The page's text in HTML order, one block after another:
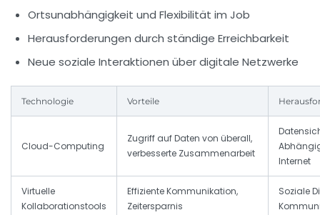
Ortsunabhängigkeit und Flexibilität im Job
Herausforderungen durch ständige Erreichbarkeit
Neue soziale Interaktionen über digitale Netzwerke
Technologie Vorteile
Cloud-Computing
Zugriff auf Daten von überall,
verbesserte Zusammenarbeit
Internet
Virtuelle
Kollaborationstools
Effiziente Kommunikation,
Zeitersparnis
Soziale